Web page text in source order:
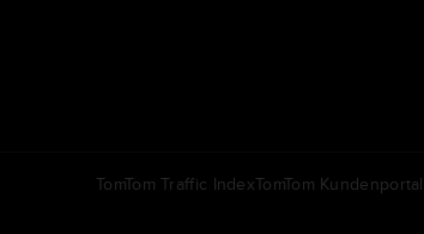
TomTom Traffic IndexTomTom Kundenportal